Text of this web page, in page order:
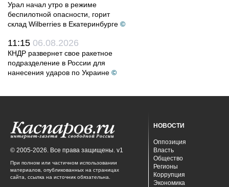
Урал начал утро в режиме
беспилотной опасности, горит
склад Wilberries в Екатеринбурге ©
11:15 06.08.2026
КНДР развернет свое ракетное
подразделение в России для
нанесения ударов по Украине ©
© 2005-2026. Все права защищены. v1
При полном или частичном использовании
материалов, опубликованных на страницах
сайта, ссылка на источник обязательна.
НОВОСТИ
Оппозиция
Власть
Общество
Регионы
Коррупция
Экономика